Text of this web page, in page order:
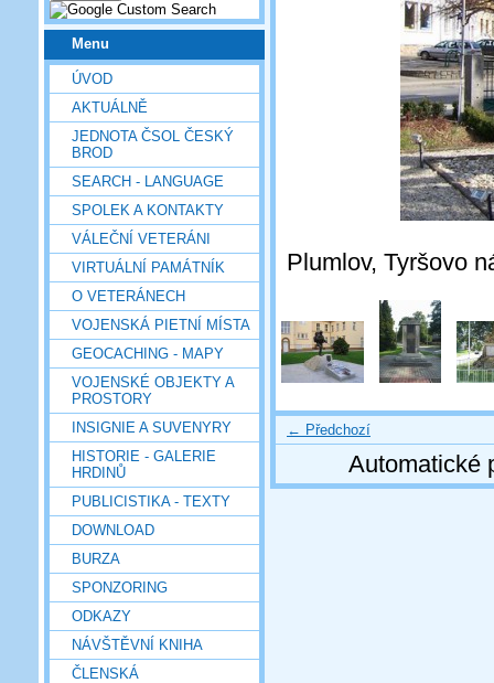
Menu
ÚVOD
AKTUÁLNĚ
JEDNOTA ČSOL ČESKÝ
BROD
SEARCH - LANGUAGE
SPOLEK A KONTAKTY
VÁLEČNÍ VETERÁNI
VIRTUÁLNÍ PAMÁTNÍK
O VETERÁNECH
VOJENSKÁ PIETNÍ MÍSTA
GEOCACHING - MAPY
VOJENSKÉ OBJEKTY A
PROSTORY
INSIGNIE A SUVENYRY
HISTORIE - GALERIE
HRDINŮ
PUBLICISTIKA - TEXTY
DOWNLOAD
BURZA
SPONZORING
ODKAZY
NÁVŠTĚVNÍ KNIHA
ČLENSKÁ
Plumlov, Tyršovo
← Předchozí
Automatické